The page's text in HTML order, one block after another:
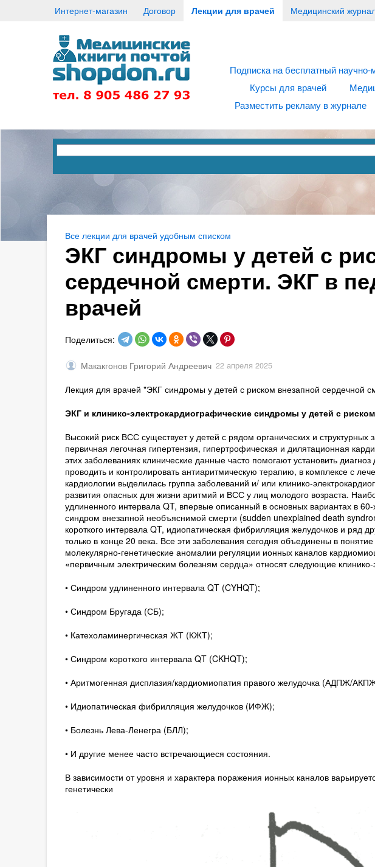
Интернет-магазин Договор Лекции для врачей Медицинский
Подписка на бесплатный
Курсы для врачей
Разместить рекламу в журнале
Все лекции для врачей удобным списком
ЭКГ синдромы у детей с
сердечной смерти. ЭКГ в
врачей
Поделиться:
Макакгонов Григорий Андреевич 22 апреля 2025
Лекция для врачей "ЭКГ синдромы у детей с риском внезапной сердечной
ЭКГ и клинико-электрокардиографические синдромы у детей с
Высокий риск ВСС существует у детей с рядом органических и
первичная легочная гипертензия, гипертрофическая и дилятационная
этих заболеваниях клинические данные часто помогают установить
проводить и контролировать антиаритмическую терапию, в комплексе с
кардиологии выделилась группа заболеваний и/ или клинико-
развития опасных для жизни аритмий и ВСС у лиц молодого возраста.
удлиненного интервала QT, впервые описанный в основных вариантах в
синдром внезапной необъяснимой смерти (sudden unexplained death
короткого интервала QT, идиопатическая фибрилляция желудочков и ряд
только в конце 20 века. Все эти заболевания сегодня объединены в
молекулярно-генетические аномалии регуляции ионных каналов
«первичным электрическим болезням сердца» относят следующие
• Синдром удлиненного интервала QT (CYHQT);
• Синдром Бругада (СБ);
• Катехоламинергическая ЖТ (КЖТ);
• Синдром короткого интервала QT (CKHQT);
• Аритмогенная дисплазия/кардиомиопатия правого желудочка (АДПЖ/
• Идиопатическая фибрилляция желудочков (ИФЖ);
• Болезнь Лева-Ленегра (БЛЛ);
• И другие менее часто встречающиеся состояния.
В зависимости от уровня и характера поражения ионных каналов
генетически